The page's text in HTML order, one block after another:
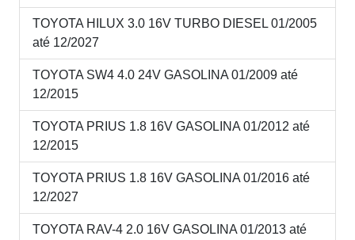
TOYOTA HILUX 3.0 16V TURBO DIESEL 01/2005
até 12/2027
TOYOTA SW4 4.0 24V GASOLINA 01/2009 até
12/2015
TOYOTA PRIUS 1.8 16V GASOLINA 01/2012 até
12/2015
TOYOTA PRIUS 1.8 16V GASOLINA 01/2016 até
12/2027
TOYOTA RAV-4 2.0 16V GASOLINA 01/2013 até